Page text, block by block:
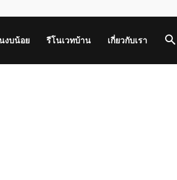
งบน้อย รีโนเวทบ้าน เกี่ยวกับเรา